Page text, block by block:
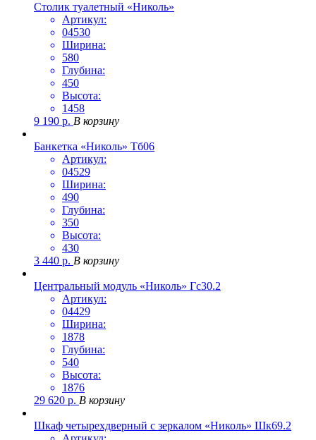
Столик туалетный «Николь»
Артикул:
04530
Ширина:
580
Глубина:
450
Высота:
1458
9 190 р. В корзину
Банкетка «Николь» Тб06
Артикул:
04529
Ширина:
490
Глубина:
350
Высота:
430
3 440 р. В корзину
Центральный модуль «Николь» Гс30.2
Артикул:
04429
Ширина:
1878
Глубина:
540
Высота:
1876
29 620 р. В корзину
Шкаф четырехдверный с зеркалом «Николь» Шк69.2